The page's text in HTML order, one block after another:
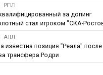
РПЛ
за допинг
стал игроком "СКА-
АПЛ
известна позиция "Реала" после
трансфера Родри